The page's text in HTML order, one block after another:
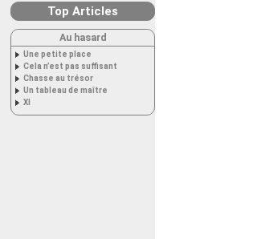
Top Articles
Au hasard
Une petite place
Cela n’est pas suffisant
Chasse au trésor
Un tableau de maître
XI